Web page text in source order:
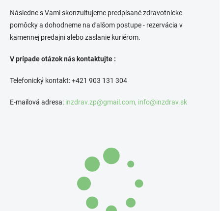
Následne s Vami skonzultujeme predpísané zdravotnícke
pomôcky a dohodneme na ďalšom postupe - rezervácia v
kamennej predajni alebo zaslanie kuriérom.
V prípade otázok nás kontaktujte :
Telefonický kontakt: +421 903 131 304
E-mailová adresa: inzdrav.zp@gmail.com, info@inzdrav.sk